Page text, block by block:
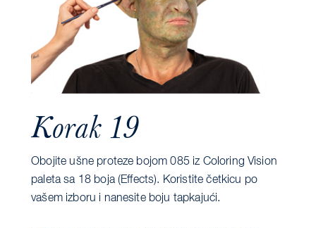
Korak 19
Obojite ušne proteze bojom 085 iz Coloring Vision
paleta sa 18 boja (Effects). Koristite četkicu po
vašem izboru i nanesite boju tapkajući.